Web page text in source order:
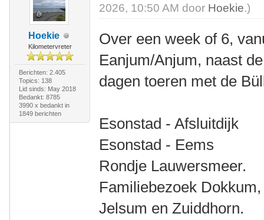
Hoekie
Kilometervreter
Berichten: 2.405
Topics: 138
Lid sinds: May 2018
Bedankt: 8785
3990 x bedankt in
1849 berichten
2026, 10:50 AM door Hoekie.)
Over een week of 6,
Eanjum/Anjum, naast
dagen toeren met de
Esonstad - Afsluitdijk
Esonstad - Eems
Rondje Lauwersmeer.
Familiebezoek
Jelsum en Zuiddhorn.